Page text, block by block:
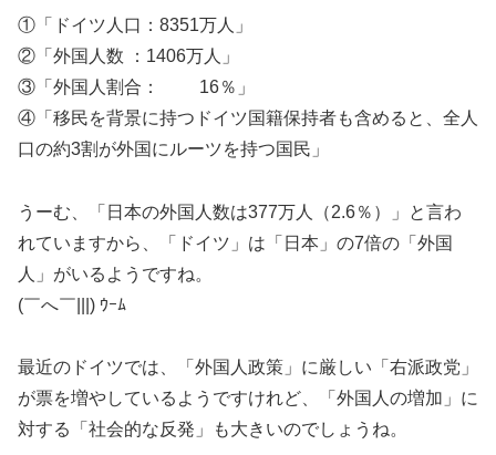
①「ドイツ人口：8351万人」
②「外国人数 ：1406万人」
③「外国人割合： 16％」
④「移民を背景に持つドイツ国籍保持者も含めると、全人
口の約3割が外国にルーツを持つ国民」
うーむ、「日本の外国人数は377万人（2.6％）」と言わ
れていますから、「ドイツ」は「日本」の7倍の「外国
人」がいるようですね。
(￣へ￣|||) ｳｰﾑ
最近のドイツでは、「外国人政策」に厳しい「右派政党」
が票を増やしているようですけれど、「外国人の増加」に
対する「社会的な反発」も大きいのでしょうね。